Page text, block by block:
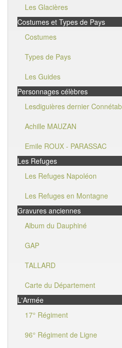
Les Glacières
Costumes et Types de Pays
Costumes
Types de Pays
Les Guides
Personnages célèbres
Lesdiguières dernier
Achille MAUZAN
Emile ROUX - PARASSAC
Les Refuges
Les Refuges Napoléon
Les Refuges en Montagne
Gravures anciennes
Album du Dauphiné
GAP
TALLARD
Carte du Département
L'Armée
17° Régiment
96° Régiment de Ligne